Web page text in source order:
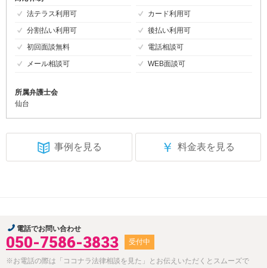
法テラス利用可
カード利用可
分割払い利用可
後払い利用可
初回面談無料
電話相談可
メール相談可
WEB面談可
所属弁護士会
仙台
事例を見る ￥ 料金表を見る
電話でお問い合わせ
050-7586-3833 受付中
※お電話の際は「ココナラ法律相談を見た」とお伝えいただくとスムーズで